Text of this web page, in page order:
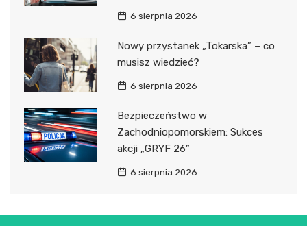
6 sierpnia 2026
Nowy przystanek „Tokarska” – co
musisz wiedzieć?
6 sierpnia 2026
Bezpieczeństwo w
Zachodniopomorskiem: Sukces
akcji „GRYF 26”
6 sierpnia 2026